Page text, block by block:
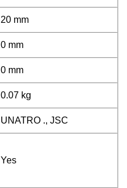
20 mm
0 mm
0 mm
0.07 kg
UNATRO ., JSC
Yes